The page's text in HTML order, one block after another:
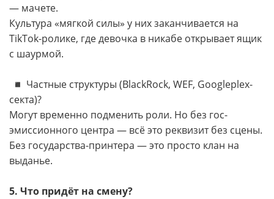
— мачете.
Культура «мягкой силы» у них заканчивается на
TikTok-ролике, где девочка в никабе открывает ящик
с шаурмой.
◾️ Частные структуры (BlackRock, WEF, Googleplex-
секта)?
Могут временно подменить роли. Но без гос-
эмиссионного центра — всё это реквизит без сцены.
Без государства-принтера — это просто клан на
выданье.
5. Что придёт на смену?